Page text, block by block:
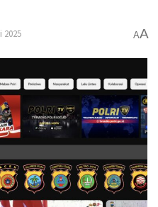
2025 AA